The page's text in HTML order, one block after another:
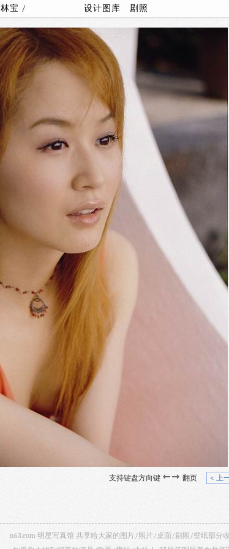
林宝 / 设计图库 剧照
支持键盘方向键 翻页 < 上
n63.com 明星写真馆 共享给大家的图片/照片/桌面/剧照/壁纸部分